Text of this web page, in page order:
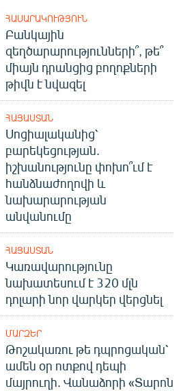
ՀԱՍԱՐԱԿՈՒԹՅՈՒՆ
Բանկային
զեղծարարությունների՞, թե՞
միայն դրանցից բողոքների
թիվն է նվազել
ՀԱՅԱՍՏԱՆ
Սոցիալականից՝
բարեկեցության.
իշխանությունը փոխո՞ւմ է
հանձնաժողովի և
նախարարության
անվանումը
ՀԱՅԱՍՏԱՆ
Կառավարությունը
նախատեսում է 320 մլն
դոլարի նոր վարկեր վերցնել
ՄԱՐԶԵՐ
Թոշակառու թե դպրոցական՝
ամեն օր ոտքով դեպի
մայրուղի. Վանաձորի «Տարոն